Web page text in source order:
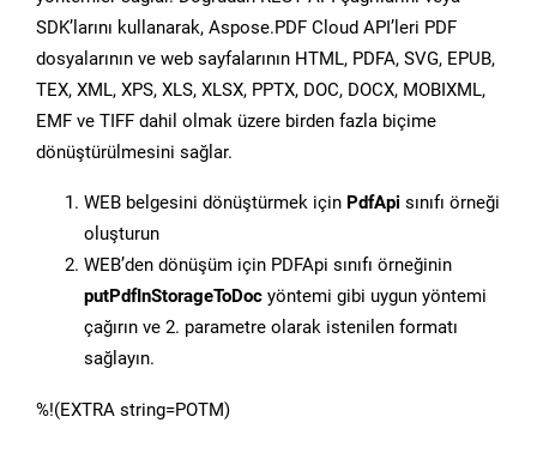
SDK’larını kullanarak, Aspose.PDF Cloud API’leri PDF
dosyalarının ve web sayfalarının HTML, PDFA, SVG, EPUB,
TEX, XML, XPS, XLS, XLSX, PPTX, DOC, DOCX, MOBIXML,
EMF ve TIFF dahil olmak üzere birden fazla biçime
dönüştürülmesini sağlar.
WEB belgesini dönüştürmek için PdfApi sınıfı örneği
oluşturun
WEB’den dönüşüm için PDFApi sınıfı örneğinin
putPdfInStorageToDoc yöntemi gibi uygun yöntemi
çağırın ve 2. parametre olarak istenilen formatı
sağlayın.
%!(EXTRA string=POTM)